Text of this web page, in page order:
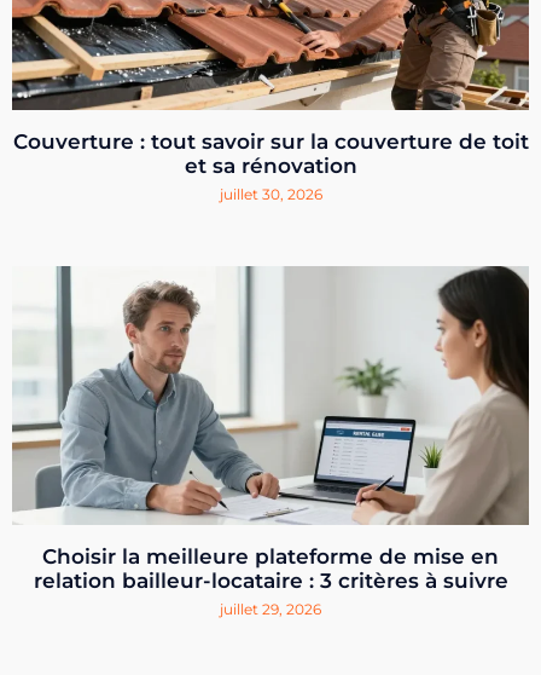
Couverture : tout savoir sur la couverture de toit
et sa rénovation
juillet 30, 2026
Choisir la meilleure plateforme de mise en
relation bailleur-locataire : 3 critères à suivre
juillet 29, 2026